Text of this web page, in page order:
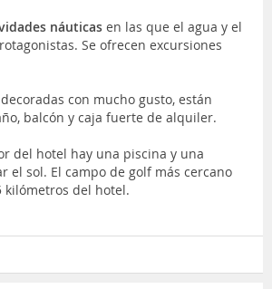
náuticas en las que el agua y el
Se ofrecen excursiones
con mucho gusto, están
balcón y caja fuerte de alquiler.
del hotel hay una piscina y una
el sol. El campo de golf más cercano
kilómetros del hotel.